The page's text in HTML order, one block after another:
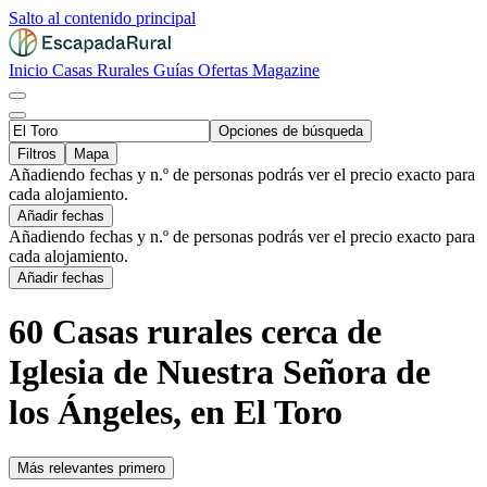
Salto al contenido principal
Inicio Casas Rurales Guías Ofertas Magazine
Opciones de búsqueda
Filtros
Mapa
Añadiendo fechas y n.º de personas podrás ver el precio exacto para
cada alojamiento.
Añadir fechas
Añadiendo fechas y n.º de personas podrás ver el precio exacto para
cada alojamiento.
Añadir fechas
60 Casas rurales cerca de
Iglesia de Nuestra Señora de
los Ángeles, en El Toro
Más relevantes primero